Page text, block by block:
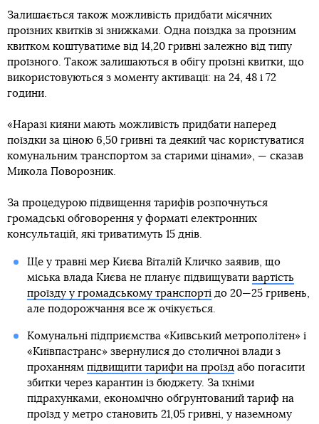
Залишається також можливість придбати місячних
проїзних квитків зі знижками. Одна поїздка за проїзним
квитком коштуватиме від 14,20 гривні залежно від типу
проїзного. Також залишаються в обігу проїзні квитки, що
використовуються з моменту активації: на 24, 48 і 72
години.
«Наразі кияни мають можливість придбати наперед
поїздки за ціною 6,50 гривні та деякий час користуватися
комунальним транспортом за старими цінами», — сказав
Микола Поворозник.
За процедурою підвищення тарифів розпочнуться
громадські обговорення у форматі електронних
консультацій, які триватимуть 15 днів.
Ще у травні мер Києва Віталій Кличко заявив, що
міська влада Києва не планує підвищувати вартість
проїзду у громадському транспортідо 20—25 гривень,
але подорожчання все ж очікується.
Комунальні підприємства «Київський метрополітен» і
«Київпастранс» звернулися до столичної влади з
проханням підвищити тарифи на проїздабо погасити
збитки через карантин із бюджету. За їхніми
підрахунками, економічно обґрунтований тариф на
проїзд у метро становить 21,05 гривні, у наземному